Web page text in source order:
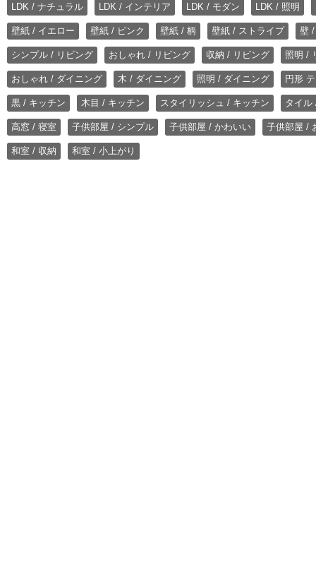
LDK / ナチュラル LDK / インテリア LDK / モダン LDK / 照明
壁紙 / イエロー 壁紙 / ピンク 壁紙 / 柄 壁紙 / ストライプ 壁
シンプル / リビング おしゃれ / リビング 収納 / リビング 照明 /
おしゃれ / ダイニング 木 / ダイニング 照明 / ダイニング 円形
黒 / キッチン 木目 / キッチン スタイリッシュ / キッチン タイル
高窓 / 寝室 子供部屋 / シンプル 子供部屋 / かわいい 子供部屋 /
和室 / 収納 和室 / 小上がり